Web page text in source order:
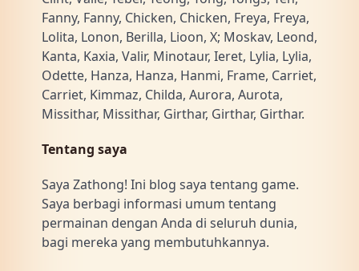
Fanny, Fanny, Chicken, Chicken, Freya, Freya,
Lolita, Lonon, Berilla, Lioon, X; Moskav, Leond,
Kanta, Kaxia, Valir, Minotaur, Ieret, Lylia, Lylia,
Odette, Hanza, Hanza, Hanmi, Frame, Carriet,
Carriet, Kimmaz, Childa, Aurora, Aurota,
Missithar, Missithar, Girthar, Girthar, Girthar.
Tentang saya
Saya Zathong! Ini blog saya tentang game.
Saya berbagi informasi umum tentang
permainan dengan Anda di seluruh dunia,
bagi mereka yang membutuhkannya.